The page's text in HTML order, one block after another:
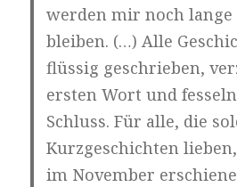
werden mir noch
bleiben. (…) Alle
flüssig geschrieben,
ersten Wort und
Schluss. Für alle, die
Kurzgeschichten
im November